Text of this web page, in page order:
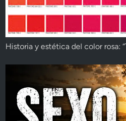
Historia y estética del color rosa: